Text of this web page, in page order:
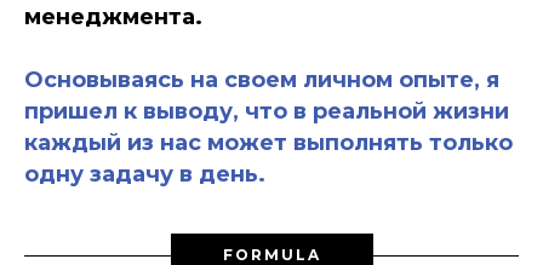
менеджмента.
Основываясь на своем личном опыте, я
пришел к выводу, что в реальной жизни
каждый из нас может выполнять только
одну задачу в день.
FORMULA